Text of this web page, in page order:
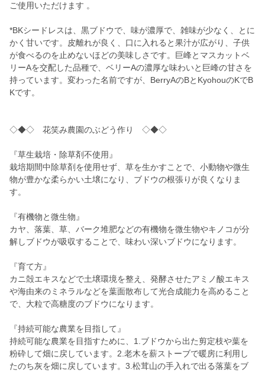
ご使用いただけます 。
*BKシードレスは、黒ブドウで、味が濃厚で、雑味が少なく、とに
かく甘いです。皮離れが良く、口に入れると果汁が広がり、子供
が食べるのを止めないほどの美味しさです。巨峰とマスカットベ
リーAを交配した品種で、ベリーAの濃厚な味わいと巨峰の甘さを
持っています。変わった名前ですが、BerryAのBとKyohouのKでB
Kです。
◇◆◇ 花笑み農園のぶどう作り ◇◆◇
『草生栽培・除草剤不使用』
栽培期間中除草剤を使用せず、草を生かすことで、小動物や微生
物が豊かな柔らかい土壌になり、ブドウの根張りが良くなりま
す。
『有機物と微生物』
カヤ、落葉、草、バーク堆肥などの有機物を微生物やキノコが分
解しブドウが吸収することで、味わい深いブドウになります。
『育て方』
カニ殻エキスなどで土壌環境を整え、発酵させたアミノ酸エキス
や海由来のミネラルなどを葉面散布して光合成能力を高めること
で、大粒で高糖度のブドウになります。
『持続可能な農業を目指して』
持続可能な農業を目指すために、1.ブドウから出た剪定枝や葉を
粉砕して畑に戻しています。2.老木を薪ストーブで暖房に利用し
たのち灰を畑に戻しています。3.松茸山の手入れで出る落葉をブ